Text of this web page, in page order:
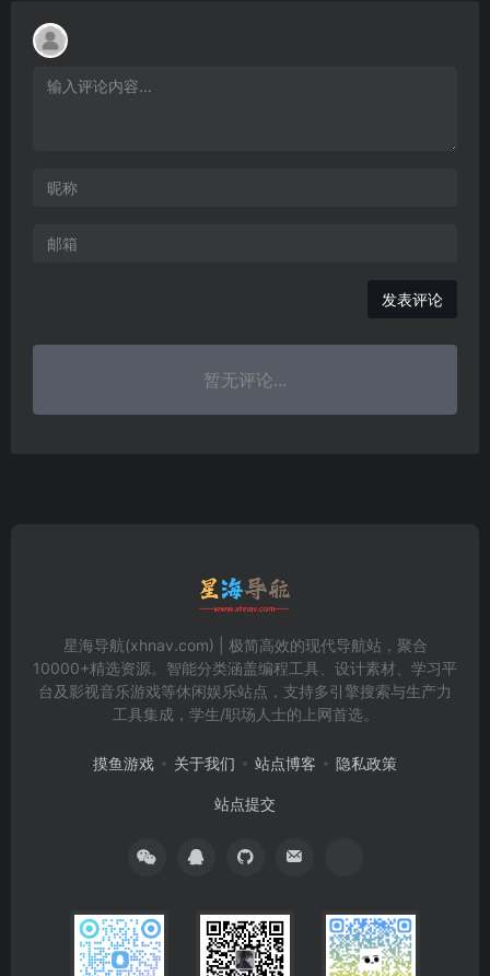
发表评论
暂无评论...
星海导航(xhnav.com) | 极简高效的现代导航站，聚合
10000+精选资源。智能分类涵盖编程工具、设计素材、学习平
台及影视音乐游戏等休闲娱乐站点，支持多引擎搜索与生产力
工具集成，学生/职场人士的上网首选。
摸鱼游戏 关于我们 站点博客 隐私政策
站点提交